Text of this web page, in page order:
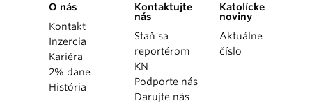
O nás
Kontakt
Inzercia
Kariéra
2% dane
História
Kontaktujte
nás
Staň sa
reportérom
KN
Podporte nás
Darujte nás
Katolícke
noviny
Aktuálne
číslo